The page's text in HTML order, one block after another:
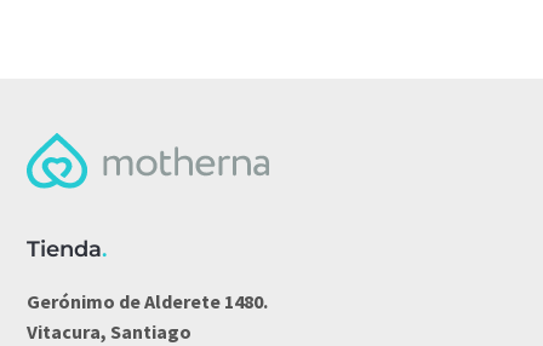
Tienda.
Gerónimo de Alderete 1480.
Vitacura, Santiago